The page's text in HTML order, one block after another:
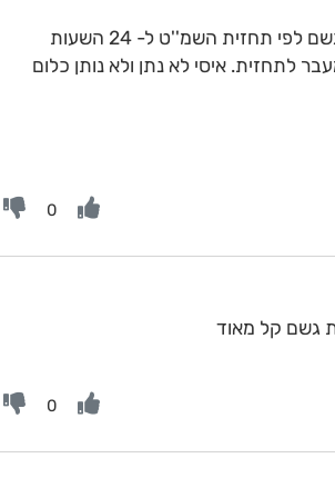
סה''כ בפרק הגשם הקצר- 0.4 מ''מ. (דרך אגב- זאת כמות הגשם לפי תחזית השמ''ט ל- 24 השעות
לתחזית. איסי לא נתן ולא נותן כלום
0
גשם קל מאוד
0